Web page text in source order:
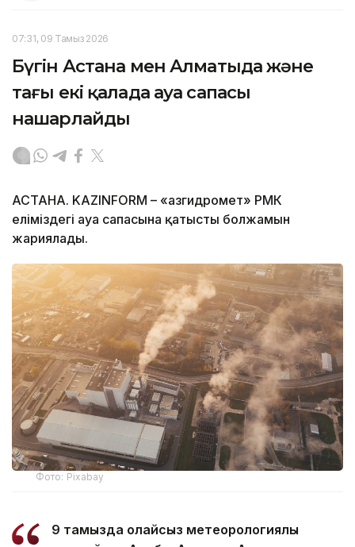
07:31, 09 Тамыз 2026
Бүгін Астана мен Алматыда және
тағы екі қалада ауа сапасы
нашарлайды
АСТАНА. KAZINFORM – «Қазгидромет» РМК
еліміздегі ауа сапасына қатысты болжамын
жариялады.
Фото: Pixabay
9 тамызда қолайсыз метеорологиялық